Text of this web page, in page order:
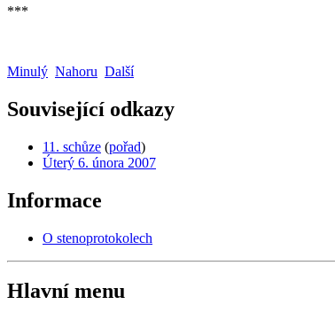
***
Minulý Nahoru Další
Související odkazy
11. schůze (pořad)
Úterý 6. února 2007
Informace
O stenoprotokolech
Hlavní menu